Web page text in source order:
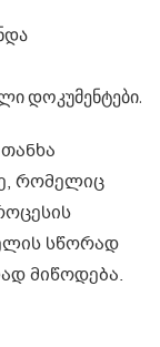
დოკუმენტები.
რომელიც
სწორად
მიწოდება.